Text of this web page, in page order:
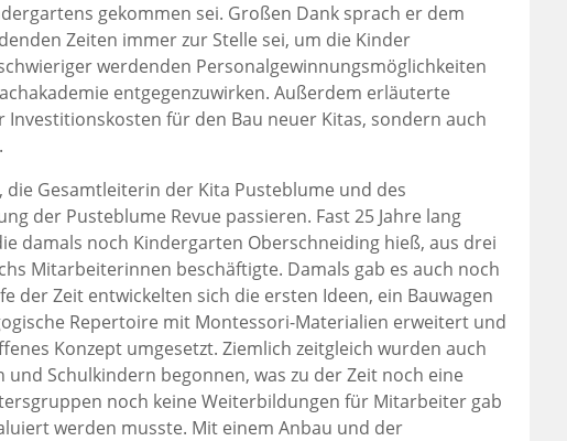
gekommen sei. Großen Dank sprach er dem
Zeiten immer zur Stelle sei, um die Kinder
werdenden Personalgewinnungsmöglichkeiten
entgegenzuwirken. Außerdem erläuterte
für den Bau neuer Kitas, sondern auch
Gesamtleiterin der Kita Pusteblume und des
der Pusteblume Revue passieren. Fast 25 Jahre lang
damals noch Kindergarten Oberschneiding hieß, aus drei
Mitarbeiterinnen beschäftigte. Damals gab es auch noch
der Zeit entwickelten sich die ersten Ideen, ein Bauwagen
Repertoire mit Montessori-Materialien erweitert und
Konzept umgesetzt. Ziemlich zeitgleich wurden auch
Schulkindern begonnen, was zu der Zeit noch eine
noch keine Weiterbildungen für Mitarbeiter gab
werden musste. Mit einem Anbau und der